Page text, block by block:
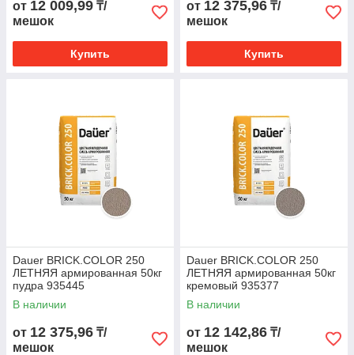
от 12 009,99 ₸/
мешок
Купить
от 12 375,96 ₸/
мешок
Купить
Dauer BRICK.COLOR 250
ЛЕТНЯЯ армированная 50кг
пудра 935445
В наличии
от 12 375,96 ₸/
мешок
Dauer BRICK.COLOR 250
ЛЕТНЯЯ армированная 50кг
кремовый 935377
В наличии
от 12 142,86 ₸/
мешок